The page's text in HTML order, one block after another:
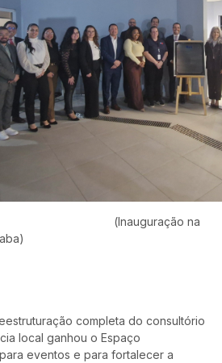
Inauguração na
completa do consultório
local ganhou o Espaço
eventos e para fortalecer a